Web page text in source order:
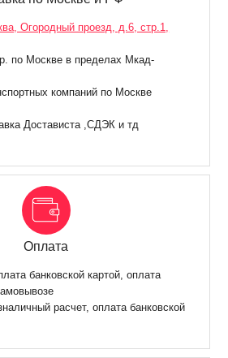
Огородный проезд, д.6, стр.1,
по Москве в пределах Мкад-
компаний по Москве
Достависта ,СДЭК и тд
Оплата
банковской картой, оплата
расчет, оплата банковской